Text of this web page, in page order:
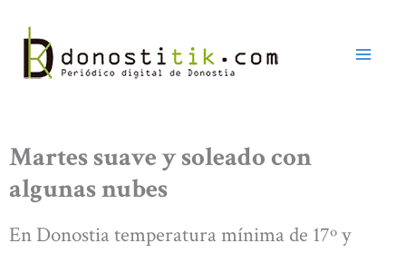
contenido
Martes suave y soleado con
algunas nubes
En Donostia temperatura mínima de 17º y